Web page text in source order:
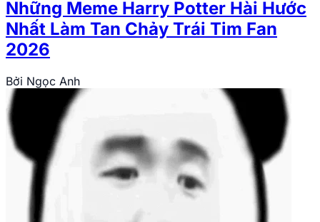
Những Meme Harry Potter Hài Hước
Nhất Làm Tan Chảy Trái Tim Fan
2026
Bởi Ngọc Anh